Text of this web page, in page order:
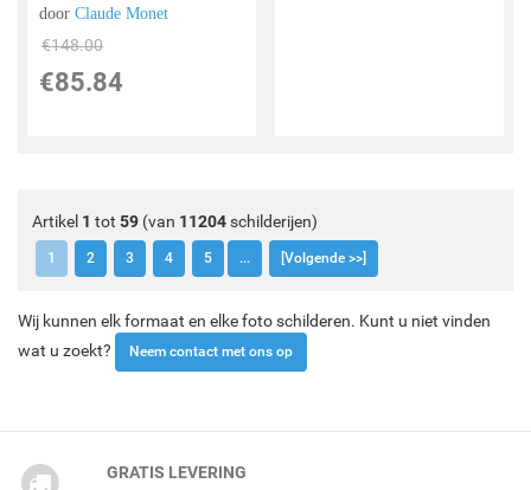
doorClaude Monet
€148.00
€85.84
Artikel 1 tot 59 (van 11204schilderijen)
1 2 3 4 5 ... [Volgende >>]
Wij kunnen elk formaat en elke foto schilderen. Kunt u niet vinden
wat u zoekt?
Neem contact met ons op
GRATIS LEVERING